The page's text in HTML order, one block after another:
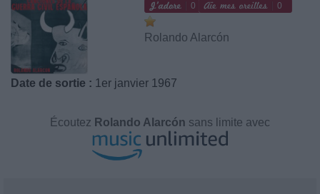
0 0
Rolando Alarcón
Date de sortie : 1er janvier 1967
Écoutez Rolando Alarcón sans limite avec